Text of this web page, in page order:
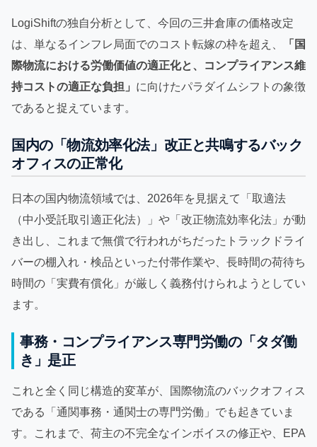
LogiShiftの独自分析として、今回の三井倉庫の価格改定
は、単なるインフレ局面でのコスト転嫁の枠を超え、
「国
際物流における労働価値の適正化と、コンプライアンス維
持コストの適正な負担」 に向けたパラダイムシフトの象徴
であると捉えています。
国内の「物流効率化法」改正と共鳴するバック
オフィスの正常化
日本の国内物流領域では、2026年を見据えて「取適法
（中小受託取引適正化法）」や「改正物流効率化法」が動
き出し、これまで無償で行われがちだったトラックドライ
バーの棚入れ・検品といった付帯作業や、長時間の荷待ち
時間の「実費有償化」が厳しく義務付けられようとしてい
ます。
事務・コンプライアンス専門労働の「タダ働
き」是正
これと全く同じ構造的変革が、国際物流のバックオフィス
である「通関事務・通関士の専門労働」でも起きていま
す。これまで、荷主の不完全なインボイスの修正や、EPA